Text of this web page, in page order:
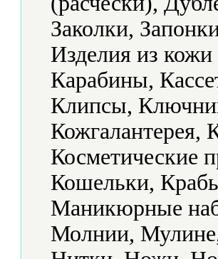
Заколки,
Изделия из
Карабины,
Клипсы,
Кожгалантерея,
Косметические
Кошельки,
Маникюрные
Молнии,